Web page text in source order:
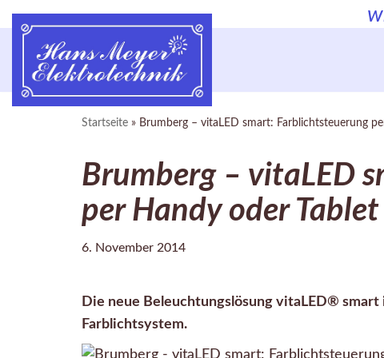
Inhalt
springen
Startseite » Brumberg – vitaLED smart: Farblichtsteuerung
Brumberg – vitaLED
per Handy oder Tablet
6. November 2014
Die neue Beleuchtungslösung vitaLED®
Farblichtsystem.